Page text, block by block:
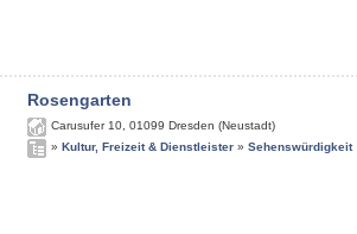
Rosengarten
Carusufer 10 01099 Dresden (Neustadt)
» Kultur, Freizeit & Dienstleister » Sehenswürdigkeit